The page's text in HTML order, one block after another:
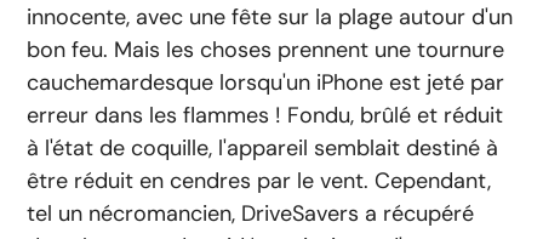
innocente, avec une fête sur la plage autour d'un
bon feu. Mais les choses prennent une tournure
cauchemardesque lorsqu'un iPhone est jeté par
erreur dans les flammes ! Fondu, brûlé et réduit
à l'état de coquille, l'appareil semblait destiné à
être réduit en cendres par le vent. Cependant,
tel un nécromancien, DriveSavers a récupéré